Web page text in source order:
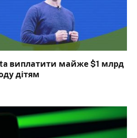
виплатити майже $1 млрд
дітям